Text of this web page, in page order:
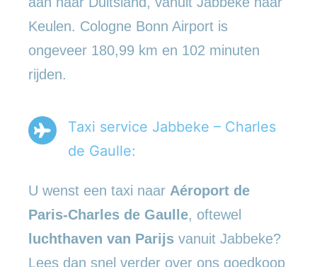
Keulen. Cologne Bonn Airport is
ongeveer 180,99 km en 102 minuten
rijden.
Taxi service Jabbeke – Charles
de Gaulle:
U wenst een taxi naar Aéroport de
Paris-Charles de Gaulle, oftewel
luchthaven van Parijs vanuit Jabbeke?
Lees dan snel verder over ons goedkoop